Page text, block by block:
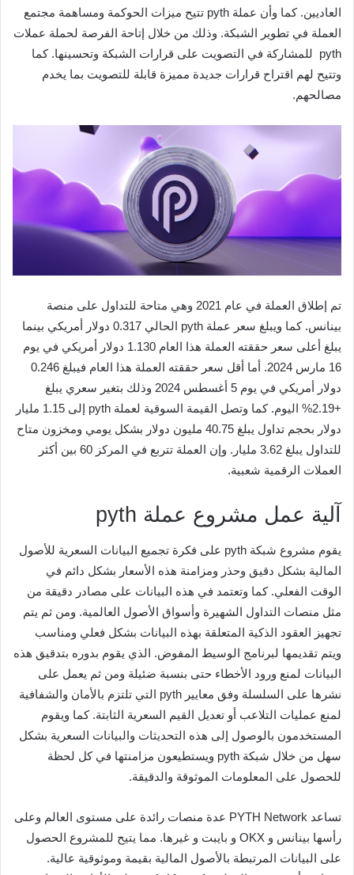
العاديين. كما وأن عملة pyth تتيح ميزات الحوكمة ومساهمة مجتمع
العملة في تطوير الشبكة. وذلك من خلال إتاحة الفرصة لحملة عملات
pyth للمشاركة في التصويت على قرارات الشبكة وتحسينها. كما
وتتيح لهم اقتراح قرارات جديدة مميزة قابلة للتصويت بما يخدم
مصالحهم.
تم إطلاق العملة في عام 2021 وهي متاحة للتداول على منصة
بينانس. كما ويبلغ سعر عملة pyth الحالي 0.317 دولار أمريكي بينما
يبلغ أعلى سعر حققته العملة هذا العام 1.130 دولار أمريكي في يوم
16 مارس 2024. أما أقل سعر حققته العملة هذا العام فيبلغ 0.246
دولار أمريكي في يوم 5 أغسطس 2024 وذلك بتغير سعري يبلغ
+2.19% اليوم. كما وتصل القيمة السوقية لعملة pyth إلى 1.15 مليار
دولار بحجم تداول يبلغ 40.75 مليون دولار بشكل يومي ومخزون متاح
للتداول يبلغ 3.62 مليار. وإن العملة تتربع في المركز 60 بين أكثر
العملات الرقمية شعبية.
آلية عمل مشروع عملة pyth
يقوم مشروع شبكة pyth على فكرة تجميع البيانات السعرية للأصول
المالية بشكل دقيق وحذر ومزامنة هذه الأسعار بشكل دائم في
الوقت الفعلي. كما وتعتمد في هذه البيانات على مصادر دقيقة من
مثل منصات التداول الشهيرة وأسواق الأصول العالمية. ومن ثم يتم
تجهيز العقود الذكية المتعلقة بهذه البيانات بشكل فعلي ومناسب
ويتم تقديمها لبرنامج الوسيط المفوض. الذي يقوم بدوره بتدقيق هذه
البيانات لمنع ورود الأخطاء حتى بنسبة ضئيلة ومن ثم يعمل على
نشرها على السلسلة وفق معايير pyth التي تلتزم بالأمان والشفافية
لمنع عمليات التلاعب أو تعديل القيم السعرية الثابتة. كما ويقوم
المستخدمون بالوصول إلى هذه التحديثات والبيانات السعرية بشكل
سهل من خلال شبكة pyth ويستطيعون مزامنتها في كل لحظة
للحصول على المعلومات الموثوقة والدقيقة.
تساعد PYTH Network عدة منصات رائدة على مستوى العالم وعلى
رأسها بينانس و OKX و بايبت و غيرها. مما يتيح للمشروع الحصول
على البيانات المرتبطة بالأصول المالية بقيمة وموثوقية عالية.